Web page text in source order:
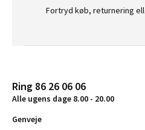
Fortryd køb, returnering
Ring 86 26 06 06
Alle ugens dage 8.00 - 20.00
Genveje